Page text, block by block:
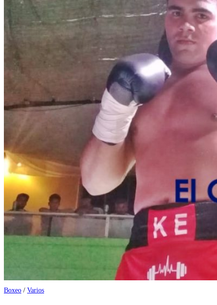
Boxeo / Varios